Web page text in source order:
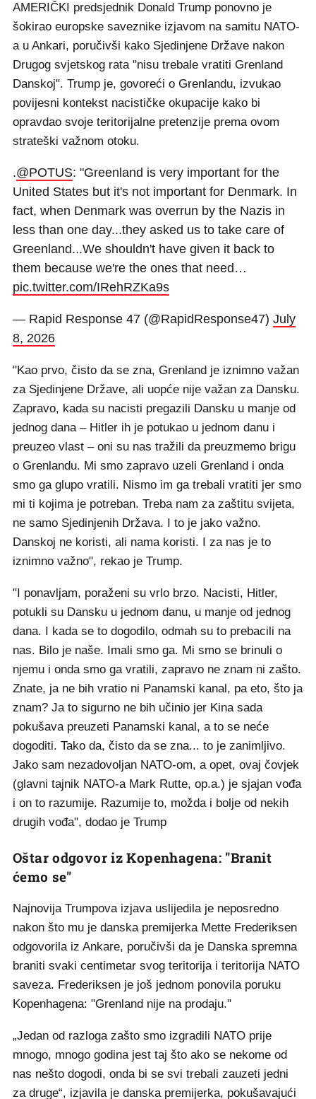
AMERIČKI predsjednik Donald Trump ponovno je
šokirao europske saveznike izjavom na samitu NATO-
a u Ankari, poručivši kako Sjedinjene Države nakon
Drugog svjetskog rata "nisu trebale vratiti Grenland
Danskoj". Trump je, govoreći o Grenlandu, izvukao
povijesni kontekst nacističke okupacije kako bi
opravdao svoje teritorijalne pretenzije prema ovom
strateški važnom otoku.
.@POTUS: "Greenland is very important for the
United States but it's not important for Denmark. In
fact, when Denmark was overrun by the Nazis in
less than one day...they asked us to take care of
Greenland...We shouldn't have given it back to
them because we're the ones that need…
pic.twitter.com/IRehRZKa9s
— Rapid Response 47 (@RapidResponse47) July
8, 2026
"Kao prvo, čisto da se zna, Grenland je iznimno važan
za Sjedinjene Države, ali uopće nije važan za Dansku.
Zapravo, kada su nacisti pregazili Dansku u manje od
jednog dana – Hitler ih je potukao u jednom danu i
preuzeo vlast – oni su nas tražili da preuzmemo brigu
o Grenlandu. Mi smo zapravo uzeli Grenland i onda
smo ga glupo vratili. Nismo im ga trebali vratiti jer smo
mi ti kojima je potreban. Treba nam za zaštitu svijeta,
ne samo Sjedinjenih Država. I to je jako važno.
Danskoj ne koristi, ali nama koristi. I za nas je to
iznimno važno", rekao je Trump.
"I ponavljam, poraženi su vrlo brzo. Nacisti, Hitler,
potukli su Dansku u jednom danu, u manje od jednog
dana. I kada se to dogodilo, odmah su to prebacili na
nas. Bilo je naše. Imali smo ga. Mi smo se brinuli o
njemu i onda smo ga vratili, zapravo ne znam ni zašto.
Znate, ja ne bih vratio ni Panamski kanal, pa eto, što ja
znam? Ja to sigurno ne bih učinio jer Kina sada
pokušava preuzeti Panamski kanal, a to se neće
dogoditi. Tako da, čisto da se zna... to je zanimljivo.
Jako sam nezadovoljan NATO-om, a opet, ovaj čovjek
(glavni tajnik NATO-a Mark Rutte, op.a.) je sjajan vođa
i on to razumije. Razumije to, možda i bolje od nekih
drugih vođa", dodao je Trump
Oštar odgovor iz Kopenhagena: "Branit
ćemo se"
Najnovija Trumpova izjava uslijedila je neposredno
nakon što mu je danska premijerka Mette Frederiksen
odgovorila iz Ankare, poručivši da je Danska spremna
braniti svaki centimetar svog teritorija i teritorija NATO
saveza. Frederiksen je još jednom ponovila poruku
Kopenhagena: "Grenland nije na prodaju."
„Jedan od razloga zašto smo izgradili NATO prije
mnogo, mnogo godina jest taj što ako se nekome od
nas nešto dogodi, onda bi se svi trebali zauzeti jedni
za druge“, izjavila je danska premijerka, pokušavajući